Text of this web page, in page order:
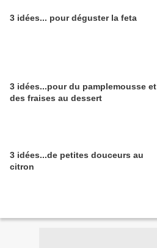
3 idées... pour déguster la feta
3 idées...pour du pamplemousse et
des fraises au dessert
3 idées...de petites douceurs au
citron